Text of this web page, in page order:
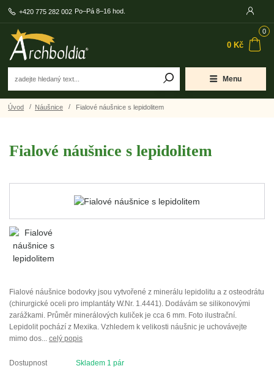
Menu
+420 775 282 002 Po–Pá 8–16 hod.
0
0 Kč
Úvod Náušnice Fialové náušnice s lepidolitem
Fialové náušnice s lepidolitem
Fialové náušnice bodovky jsou vytvořené z minerálu lepidolitu a z osteodrátu
(chirurgické oceli pro implantáty W.Nr. 1.4441). Dodávám se silikonovými
zarážkami. Průměr minerálových kuliček je cca 6 mm. Foto ilustrační.
Lepidolit pochází z Mexika. Vzhledem k velikosti náušnic je uchovávejte
mimo dos... celý popis
Dostupnost Skladem 1 pár